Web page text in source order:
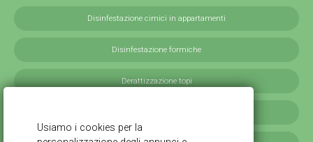
Disinfestazione cimici in appartamenti
Disinfestazione formiche
Derattizzazione topi